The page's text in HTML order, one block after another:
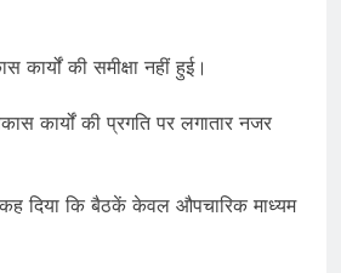
कार्यों की समीक्षा नहीं हुई।
कार्यों की प्रगति पर लगातार नजर
कह दिया कि बैठकें केवल औपचारिक माध्यम